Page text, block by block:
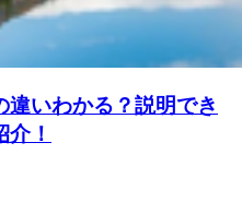
違いわかる？説明でき
！